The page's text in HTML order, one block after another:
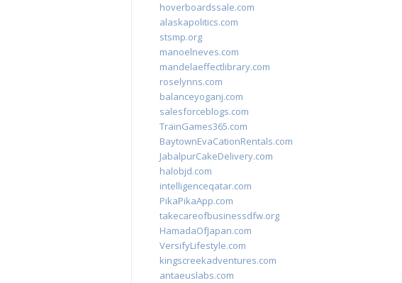
hoverboardssale.com
alaskapolitics.com
stsmp.org
manoelneves.com
mandelaeffectlibrary.com
roselynns.com
balanceyoganj.com
salesforceblogs.com
TrainGames365.com
BaytownEvaCationRentals.com
JabalpurCakeDelivery.com
halobjd.com
intelligenceqatar.com
PikaPikaApp.com
takecareofbusinessdfw.org
HamadaOfJapan.com
VersifyLifestyle.com
kingscreekadventures.com
antaeuslabs.com